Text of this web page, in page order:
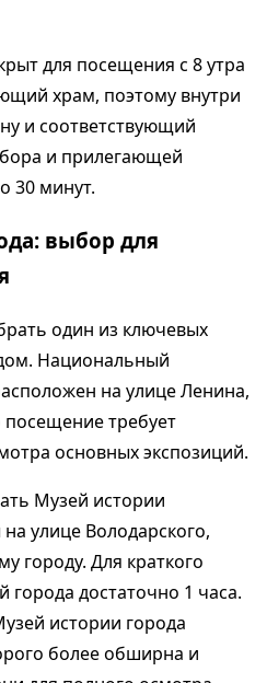
для посещения с 8 утра
храм, поэтому внутри
и соответствующий
и прилегающей
30 минут.
выбор для
один из ключевых
Национальный
на улице Ленина,
посещение требует
основных экспозиций.
Музей истории
улице Володарского,
городу. Для краткого
города достаточно 1 часа.
истории города
более обширна и